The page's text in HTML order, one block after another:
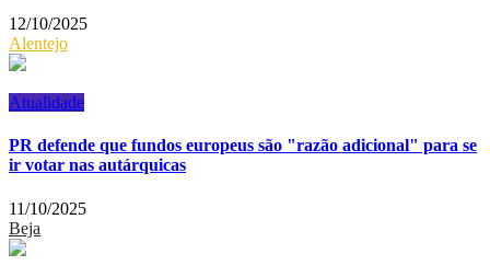
12/10/2025
Alentejo
Atualidade
PR defende que fundos europeus são "razão adicional" para se
ir votar nas autárquicas
11/10/2025
Beja